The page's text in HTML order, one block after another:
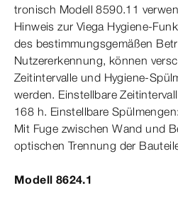
tronisch Modell 8590.11
Hinweis zur Viega Hygiene-​
des bestimmungsgemäßen
Nutzererkennung, können
Zeitintervalle und Hygiene-​
werden. Einstellbare
168 h. Einstellbare
Mit Fuge zwischen Wand und
optischen Trennung der
Modell 8624.1